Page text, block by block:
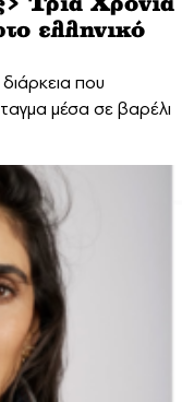
ελληνικό
που
μέσα σε βαρέλι